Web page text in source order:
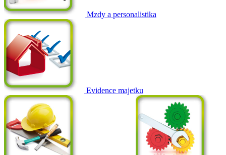
Mzdy a personalistika
Evidence majetku